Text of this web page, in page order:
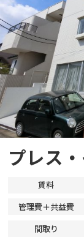
プレス
賃料
管理費＋共益費
間取り